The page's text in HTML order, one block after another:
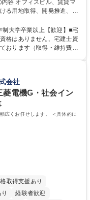
る用地取得、開発推進、賃
門において事務業務を担当
費用支払、支払管理、請
）・予算作成及び予実管
務】
全週休2日
大学卒業以上【歓迎】■宅
格はありません。宅建士資
おります（取得・維持費用
り強く業務に取り組める
、期限を意識したスケジュ
部門、コーポレート部門）
大学
会社
菱電機G・社会イン
広くお任せします。 ＜具体的に
取得支援あり
経験者歓迎